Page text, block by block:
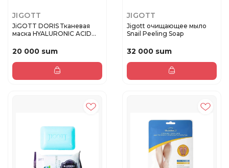
JIGOTT
JiGOTT DORIS Тканевая
маска HYALURONIC ACID
20 000 sum
JIGOTT
Jigott очищающее мыло
Snail Peeling Soap
32 000 sum